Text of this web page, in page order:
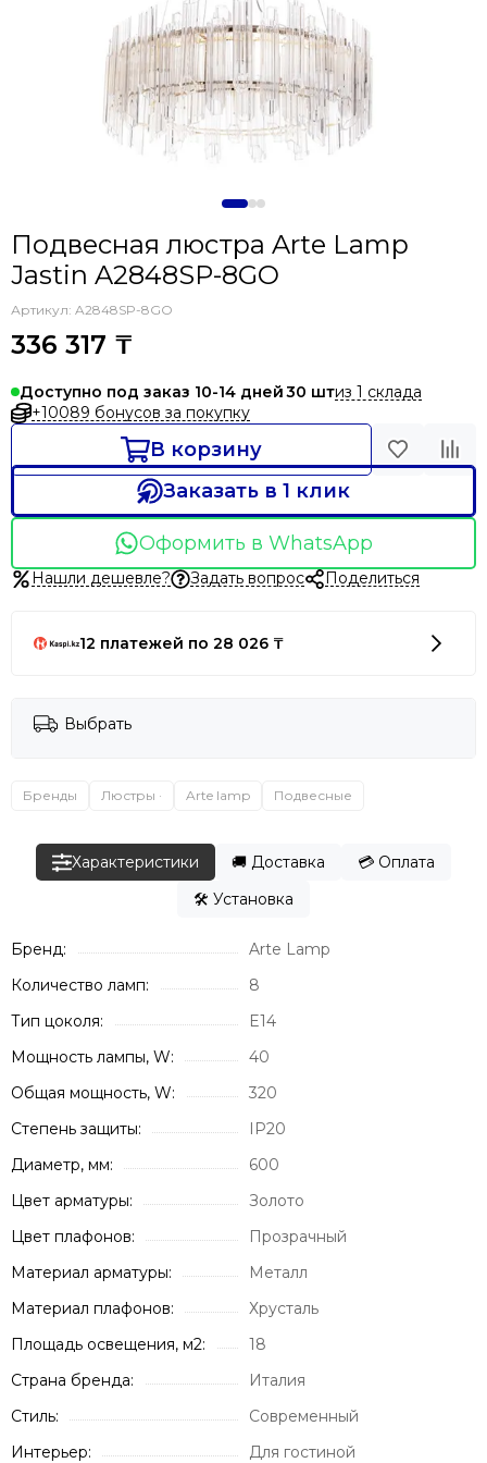
Подвесная люстра Arte Lamp
Jastin A2848SP-8GO
Артикул: A2848SP-8GO
336 317 ₸
Доступно под заказ 10-14 дней30
из 1 склада
+10089 бонусов за покупку
В корзину
Заказать в 1 клик
Оформить в WhatsApp
Нашли дешевле? Задать вопрос Поделиться
12 платежей по 28 026 ₸
Выбрать
Бренды Люстры · Arte lamp Подвесные
Характеристики 🚚 Доставка
💳 Оплата
🛠️ Установка
Бренд:
Arte Lamp
Количество ламп:
8
Тип цоколя:
E14
Мощность лампы, W:
40
Общая мощность, W:
320
Степень защиты:
IP20
Диаметр, мм:
600
Цвет арматуры:
Золото
Цвет плафонов:
Прозрачный
Материал арматуры:
Металл
Материал плафонов:
Хрусталь
Площадь освещения, м2:
18
Страна бренда:
Италия
Стиль:
Современный
Интерьер:
Для гостиной